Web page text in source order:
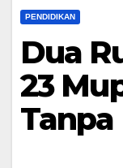
PENDIDIKAN
Dua
23